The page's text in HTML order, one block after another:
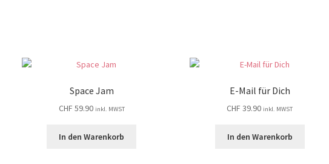
Space Jam
CHF 59.90 inkl. MWST
In den Warenkorb
E-Mail für Dich
CHF 39.90 inkl. MWST
In den Warenkorb